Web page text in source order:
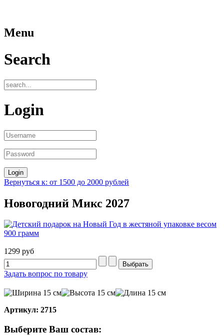
Menu
Search
Login
Вернуться к: от 1500 до 2000 рублей
Новогодний Микс 2027
1299 руб
Задать вопрос по товару
15 см 15 см
15 см
Артикул: 2715
Выберите Ваш состав: